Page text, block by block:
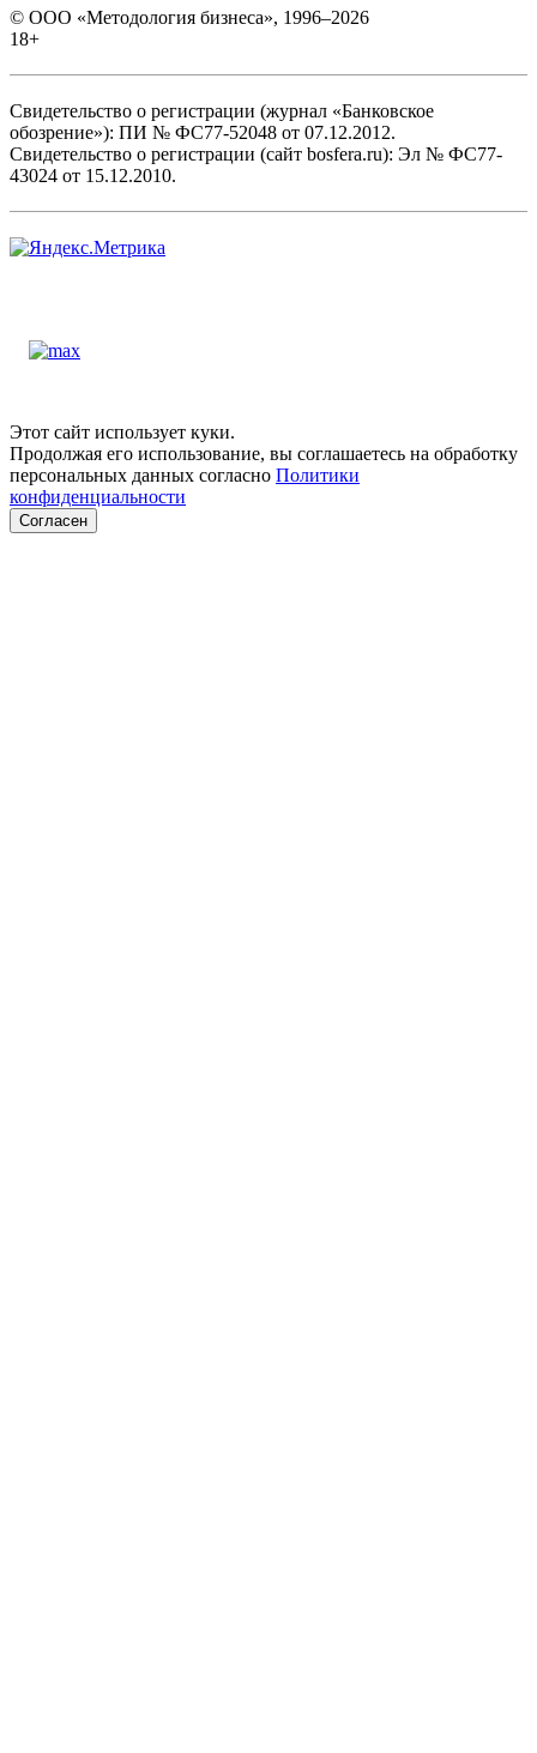
© ООО «Методология бизнеса», 1996–2026
18+
Свидетельство о регистрации (журнал «Банковское
обозрение»): ПИ № ФС77-52048 от 07.12.2012.
Свидетельство о регистрации (сайт bosfera.ru): Эл № ФС77-
43024 от 15.12.2010.
Этот сайт использует куки.
Продолжая его использование, вы соглашаетесь на обработку
персональных данных согласно Политики
конфиденциальности
Согласен